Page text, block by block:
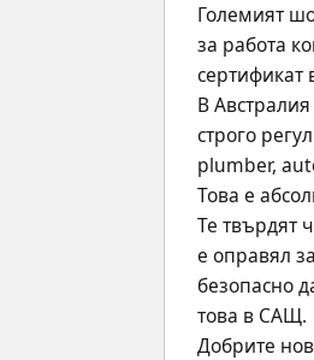
Големият
за работа
сертификат
В
строго
plumber,
Това е
Те твърдят
е оправял
безопасно
това в САЩ.
Добрите